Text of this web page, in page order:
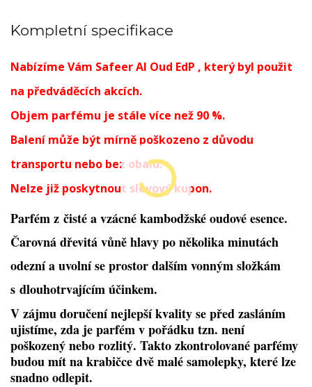
Kompletní specifikace
Nabízíme Vám Safeer Al Oud EdP , který byl použit
na předváděcích akcích.
Objem parfému je stále více než 90 %.
Balení může být mírně poškozeno z důvodu
transportu nebo bez obalu.
Nelze již poskytnout slevový kupon.
Parfém z čisté a vzácné kambodžské oudové esence.
Čarovná dřevitá vůně hlavy po několika minutách
odezní a uvolní se prostor dalším vonným složkám
s dlouhotrvajícím účinkem.
V zájmu doručení nejlepší kvality se před zasláním
ujistíme, zda je parfém v pořádku tzn. není
poškozený nebo rozlitý. Takto zkontrolované parfémy
budou mít na krabičce dvě malé samolepky, které lze
snadno odlepit.